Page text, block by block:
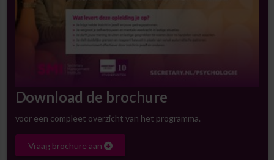
Download de brochure
voor een compleet overzicht van het programma.
Vraag brochure aan